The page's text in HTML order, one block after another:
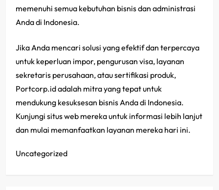
memenuhi semua kebutuhan bisnis dan administrasi
Anda di Indonesia.
Jika Anda mencari solusi yang efektif dan terpercaya
untuk keperluan impor, pengurusan visa, layanan
sekretaris perusahaan, atau sertifikasi produk,
Portcorp.id adalah mitra yang tepat untuk
mendukung kesuksesan bisnis Anda di Indonesia.
Kunjungi situs web mereka untuk informasi lebih lanjut
dan mulai memanfaatkan layanan mereka hari ini.
Uncategorized